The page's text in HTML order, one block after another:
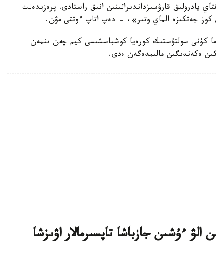
قارۋسىزداندىراتىنىن انىق راستادى. پرەزيدەنت
كوز جەتكىزە الماي وتىر»، - دەپ اتاپ ءوتتى مۋن.
كۇنى سولتۇستىك كورەيا كوشباسشىسى كيم چەن ىنمەن
ءۇشىن جازباشا تاپسىرمالار اۋىزشا